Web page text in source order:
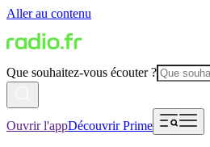
Aller au contenu
Que souhaitez-vous écouter ?
Ouvrir l'appDécouvrir Prime